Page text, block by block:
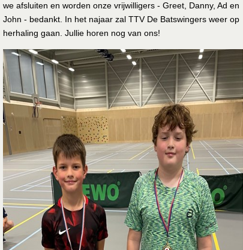
we afsluiten en worden onze vrijwilligers - Greet, Danny, Ad en
John - bedankt. In het najaar zal TTV De Batswingers weer op
herhaling gaan. Jullie horen nog van ons!